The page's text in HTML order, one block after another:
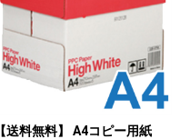
【送料無料】 A4コピー用紙